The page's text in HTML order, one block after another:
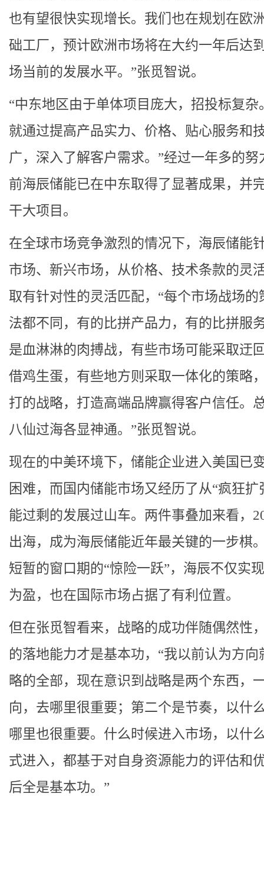
也有望很快实现增长。我们也在规划在欧
础工厂，预计欧洲市场将在⼤约⼀年后达
场当前的发展水平。”张觅智说。
“中东地区由于单体项目庞大，招投标复杂
就通过提高产品实力、价格、贴心服务和
广，深入了解客户需求。”经过一年多的努
前海辰储能已在中东取得了显著成果，并
干大项目。
在全球市场竞争激烈的情况下，海辰储能
市场、新兴市场，从价格、技术条款的灵
取有针对性的灵活匹配，“每个市场战场的
法都不同，有的比拼产品力，有的比拼服
是血淋淋的肉搏战，有些市场可能采取迂
借鸡生蛋，有些地方则采取一体化的策略
打的战略，打造高端品牌赢得客户信任。
八仙过海各显神通。”张觅智说。
现在的中美环境下，储能企业进入美国已
困难，而国内储能市场又经历了从“疯狂扩
能过剩的发展过山车。两件事叠加来看，
出海，成为海辰储能近年最关键的一步棋
短暂的窗口期的“惊险一跃”，海辰不仅实
为盈，也在国际市场占据了有利位置。
但在张觅智看来，战略的成功伴随偶然性
的落地能力才是基本功，“我以前认为方向
略的全部，现在意识到战略是两个东西，
向，去哪里很重要；第二个是节奏，以什
哪里也很重要。什么时候进入市场，以什
式进入，都基于对自身资源能力的评估和
后全是基本功。”